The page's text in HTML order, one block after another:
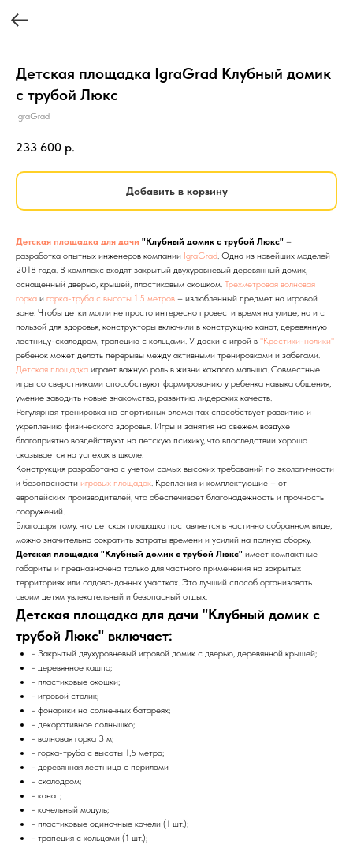
Детская площадка IgraGrad Клубный домик
с трубой Люкс
IgraGrad
233 600 р.
Добавить в корзину
Детская площадка для дачи "Клубный домик с трубой Люкс" –
разработка опытных инженеров компании IgraGrad. Одна из новейших моделей
2018 года. В комплекс входят закрытый двухуровневый деревянный домик,
оснащенный дверью, крышей, пластиковым окошком. Трехметровая волновая
горка и горка-труба с высоты 1.5 метров – излюбленный предмет на игровой
зоне. Чтобы детки могли не просто интересно провести время на улице, но и с
пользой для здоровья, конструкторы включили в конструкцию канат, деревянную
лестницу-скалодром, трапецию с кольцами. У доски с игрой в "Крестики-нолики"
ребенок может делать перерывы между активными тренировками и забегами.
Детская площадка играет важную роль в жизни каждого малыша. Совместные
игры со сверстниками способствуют формированию у ребенка навыка общения,
умение заводить новые знакомства, развитию лидерских качеств.
Регулярная тренировка на спортивных элементах способствует развитию и
укреплению физического здоровья. Игры и занятия на свежем воздухе
благоприятно воздействуют на детскую психику, что впоследствии хорошо
сказывается на успехах в школе.
Конструкция разработана с учетом самых высоких требований по экологичности
и безопасности игровых площадок. Крепления и комплектующие – от
европейских производителей, что обеспечивает благонадежность и прочность
сооружений.
Благодаря тому, что детская площадка поставляется в частично собранном виде,
можно значительно сократить затраты времени и усилий на полную сборку.
Детская площадка "Клубный домик с трубой Люкс" имеет компактные
габариты и предназначена только для частного применения на закрытых
территориях или садово-дачных участках. Это лучший способ организовать
своим детям увлекательный и безопасный отдых.
Детская площадка для дачи "Клубный домик c
трубой Люкс" включает:
- Закрытый двухуровневый игровой домик с дверью, деревянной крышей;
- деревянное кашпо;
- пластиковые окошки;
- игровой столик;
- фонарики на солнечных батареях;
- декоративное солнышко;
- волновая горка 3 м;
- горка-труба с высоты 1,5 метра;
- деревянная лестница с перилами
- скалодром;
- канат;
- качельный модуль;
- пластиковые одиночные качели (1 шт.);
- трапеция с кольцами (1 шт.);